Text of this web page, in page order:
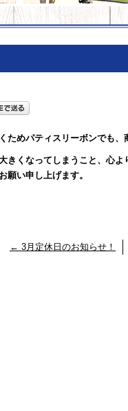
ためパティスリーボンでも、
きくなってしまうこと、心
願い申し上げます。
← 3月定休日のお知らせ！